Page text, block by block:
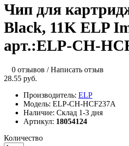
Чип для
Black, 11K ELP
арт.:ELP-CH-
0 отзывов /Написать отзыв
28.55 руб.
Производитель: ELP
Модель: ELP-CH-HCF237A
Наличие: Склад 1-3 дня
Артикул: 18054124
Количество